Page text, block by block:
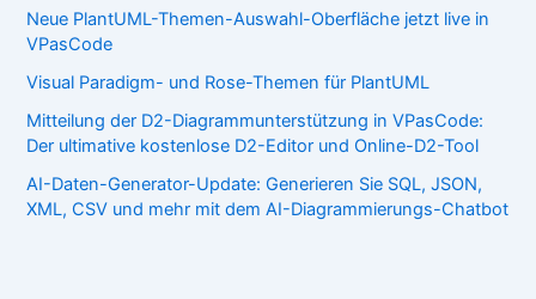
Neue PlantUML-Themen-Auswahl-Oberfläche jetzt live in
VPasCode
Visual Paradigm- und Rose-Themen für PlantUML
Mitteilung der D2-Diagrammunterstützung in VPasCode:
Der ultimative kostenlose D2-Editor und Online-D2-Tool
AI-Daten-Generator-Update: Generieren Sie SQL, JSON,
XML, CSV und mehr mit dem AI-Diagrammierungs-Chatbot